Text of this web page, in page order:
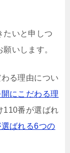
たいと申しつ
いします。
る理由につい
にこだわる理
110番が選ばれ
ばれる6つの